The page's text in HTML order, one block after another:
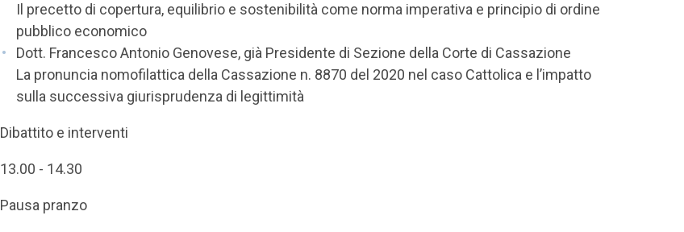
Il precetto di copertura, equilibrio e sostenibilità come norma imperativa e principio di ordine
pubblico economico
Dott. Francesco Antonio Genovese, già Presidente di Sezione della Corte di Cassazione
La pronuncia nomofilattica della Cassazione n. 8870 del 2020 nel caso Cattolica e l’impatto
sulla successiva giurisprudenza di legittimità
Dibattito e interventi
13.00 - 14.30
Pausa pranzo